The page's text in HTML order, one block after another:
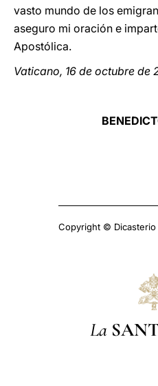
vasto mundo de los
aseguro mi oración e
Apostólica.
Vaticano, 16 de octubre de
Copyright © Dicasterio
La